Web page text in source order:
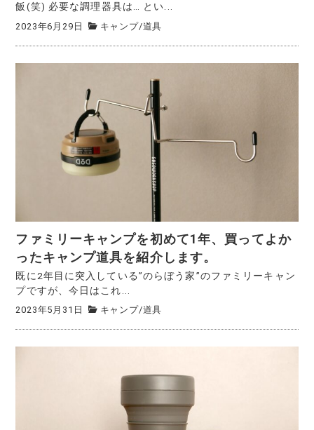
飯(笑) 必要な調理器具は… とい...
2023年6月29日 キャンプ/道具
ファミリーキャンプを初めて1年、買ってよか
ったキャンプ道具を紹介します。
既に2年目に突入している”のらぼう家”のファミリーキャン
プですが、今日はこれ...
2023年5月31日 キャンプ/道具